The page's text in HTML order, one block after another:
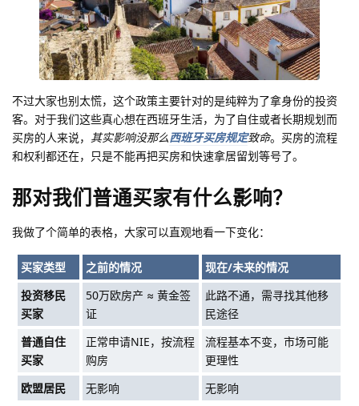
不过大家也别太慌，这个政策主要针对的是纯粹为了拿身份的投资
客。对于我们这些真心想在西班牙生活，为了自住或者长期规划而
买房的人来说， 其实影响没那么西班牙买房规定致命。买房的流程
和权利都还在，只是不能再把买房和快速拿居留划等号了。
那对我们普通买家有什么影响？
我做了个简单的表格，大家可以直观地看一下变化：
买家类型 之前的情况
现在/未来的情况
投资移民
买家
50万欧房产 ≈ 黄金签
证
此路不通，需寻找其他移
民途径
普通自住
买家
正常申请NIE，按流程
购房
流程基本不变，市场可能
更理性
欧盟居民
无影响
无影响